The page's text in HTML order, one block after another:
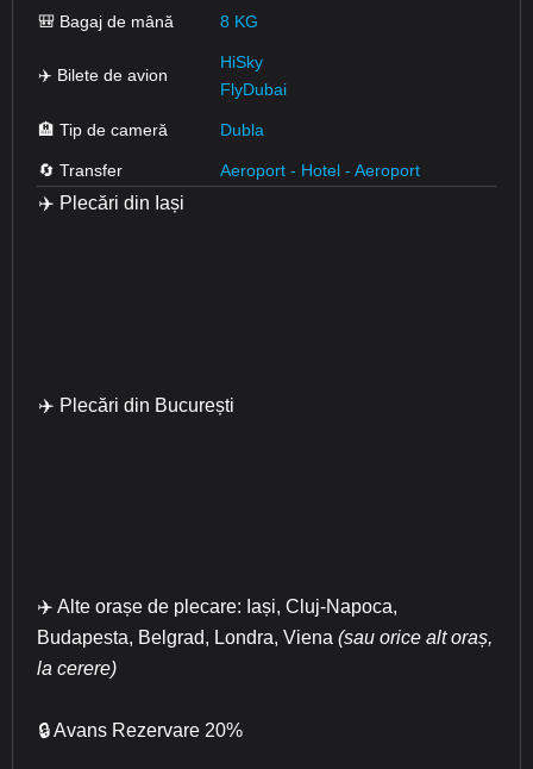
🎒 Bagaj de mână 8 KG
✈️ Bilete de avion
HiSky
FlyDubai
🏨 Tip de cameră Dubla
🔄 Transfer Aeroport - Hotel - Aeroport
✈️ Plecări din Iași
✈️ Plecări din București
✈️ Alte orașe de plecare: Iași, Cluj-Napoca,
Budapesta, Belgrad, Londra, Viena (sau orice alt oraș,
la cerere)
🔒 Avans Rezervare 20%